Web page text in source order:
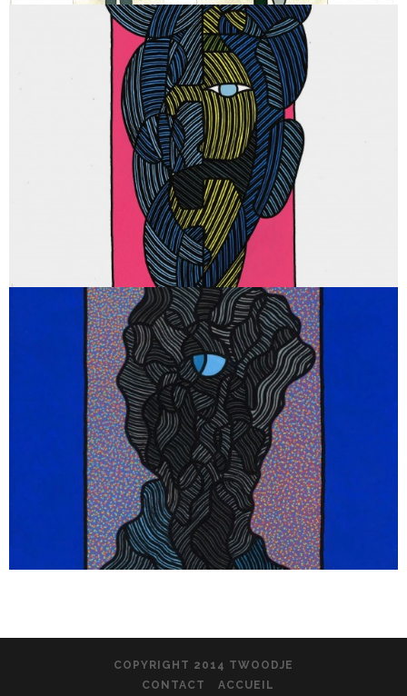
COPYRIGHT 2014 TWOODJE
CONTACT
ACCUEIL